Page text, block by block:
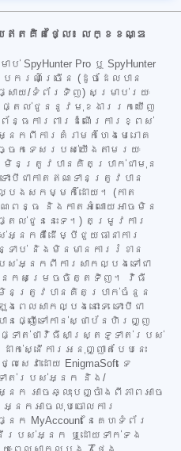
ោយឥតគិតថ្លៃ៖ លក្ខខណ្ឌ
SpyHunter Pro ឬ SpyHunter
ករណ៍ច្រើន (ដូចដែលបាន
ាយ/ទំព័រទិញ) សម្រាប់រយៈ
លផ្តល់ជូននូវមុខងាររកឃើញ
ន្ធការពារដំណើរការខ្ពស់
ពីការគំរាមកំហែងមេរោគ
េកទេសរបស់យើងតាមរយៈ
ងមិនត្រូវបានគិតប្រាក់ជាមុន
ះបីជាកាតឥណទានត្រូវបាន
ល្បងសកម្មក៏ដោយ។ (កាត
ពន្ធ និងកាតអំណោយអាចមិន
ល់ជូននេះទេ។) តម្រូវការ
នកគឺដើម្បីជួយធានាការ
ាប់ និងមិនមានការរំខាន
អ្នកពីការសាកល្បងទៅជា
នកសម្រេចចិត្តទិញ។ វិធី
ត្រូវបានគិតប្រាក់ចំនួន
លសាកល្បងនោះទេ ទោះបីជា
នផ្ញើទៅកាន់ស្ថាប័នហិរញ្ញ
ាត់ថាវិធីសាស្ត្រទូទាត់របស់
ក់ស្នើការអនុញ្ញាតបែបនេះ
េវាដោយ EnigmaSoft ទេ
ទាត់របស់អ្នក និង/
អាចឆ្លុះបញ្ចាំងពីភាពអាច
នកអាចលុបចោលការ
MyAccount នៃគេហទំព័រ
នីរបស់អ្នក ឬដោយទាក់ទង